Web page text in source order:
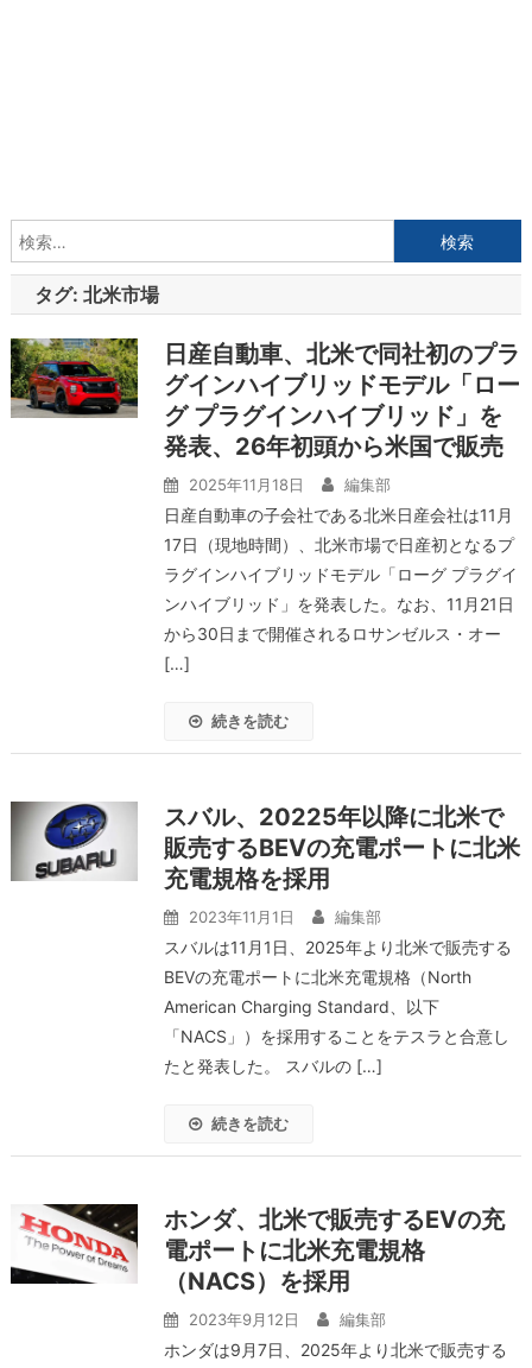
索:
タグ: 北米市場
日産自動車、北米で同社初のプラ
グインハイブリッドモデル「ロー
グ プラグインハイブリッド」を
発表、26年初頭から米国で販売
2025年11月18日 編集部
日産自動車の子会社である北米日産会社は11月
17日（現地時間）、北米市場で日産初となるプ
ラグインハイブリッドモデル「ローグ プラグイ
ンハイブリッド」を発表した。なお、11月21日
から30日まで開催されるロサンゼルス・オー
[…]
続きを読む
スバル、20225年以降に北米で
販売するBEVの充電ポートに北米
充電規格を採用
2023年11月1日 編集部
スバルは11月1日、2025年より北米で販売する
BEVの充電ポートに北米充電規格（North
American Charging Standard、以下
「NACS」）を採用することをテスラと合意し
たと発表した。 スバルの […]
続きを読む
ホンダ、北米で販売するEVの充
電ポートに北米充電規格
（NACS）を採用
2023年9月12日 編集部
ホンダは9月7日、2025年より北米で販売する